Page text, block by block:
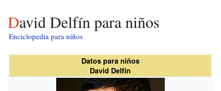
David Delfín para niños
Enciclopedia para niños
Datos para niños
David Delfín